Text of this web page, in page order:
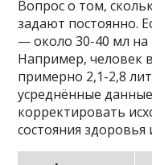
Вопрос о том,
задают постоянно.
— около 30-40 мл на
Например, человек
примерно 2,1-2,8
усреднённые
корректировать
состояния здоровья